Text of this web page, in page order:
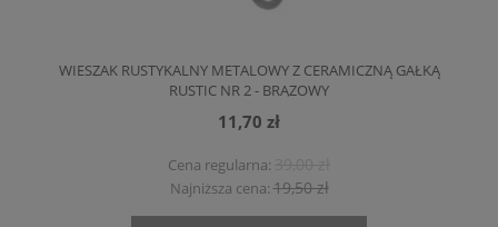
WIESZAK RUSTYKALNY METALOWY Z CERAMICZNĄ GAŁKĄ
RUSTIC NR 2 - BRĄZOWY
11,70 zł
Cena regularna:
Najniższa cena: 19,50 zł